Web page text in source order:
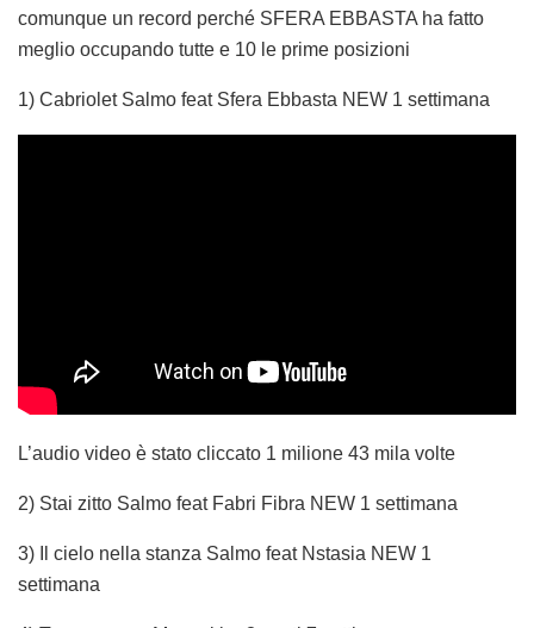
comunque un record perché SFERA EBBASTA ha fatto
meglio occupando tutte e 10 le prime posizioni
1) Cabriolet Salmo feat Sfera Ebbasta NEW 1 settimana
L’audio video è stato cliccato 1 milione 43 mila volte
2) Stai zitto Salmo feat Fabri Fibra NEW 1 settimana
3) Il cielo nella stanza Salmo feat Nstasia NEW 1
settimana